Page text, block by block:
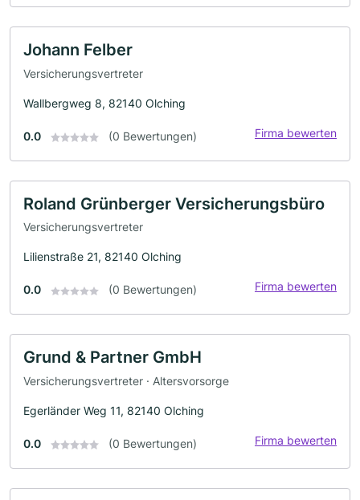
Johann Felber
Versicherungsvertreter
Wallbergweg 8, 82140 Olching
0.0 (0 Bewertungen) Firma bewerten
Roland Grünberger Versicherungsbüro
Versicherungsvertreter
Lilienstraße 21, 82140 Olching
0.0 (0 Bewertungen) Firma bewerten
Grund & Partner GmbH
Versicherungsvertreter · Altersvorsorge
Egerländer Weg 11, 82140 Olching
0.0 (0 Bewertungen) Firma bewerten